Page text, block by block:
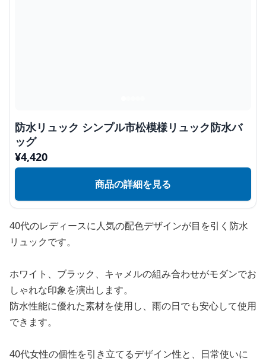
防水リュック シンプル市松模様リュック防水バ
ッグ
¥4,420
商品の詳細を見る
40代のレディースに人気の配色デザインが目を引く防水
リュックです。
ホワイト、ブラック、キャメルの組み合わせがモダンでお
しゃれな印象を演出します。
防水性能に優れた素材を使用し、雨の日でも安心して使用
できます。
40代女性の個性を引き立てるデザイン性と、日常使いに